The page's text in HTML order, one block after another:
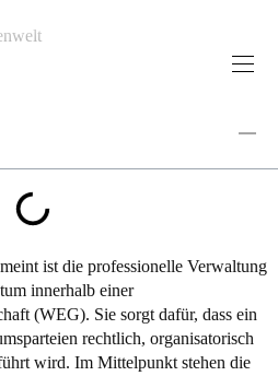
ist die professionelle Verwaltung
innerhalb einer
(WEG). Sie sorgt dafür, dass ein
rechtlich, organisatorisch
wird. Im Mittelpunkt stehen die